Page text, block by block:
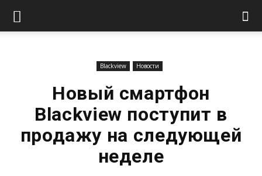
Blackview Новости
Новый смартфон
Blackview поступит в
продажу на следующей
неделе